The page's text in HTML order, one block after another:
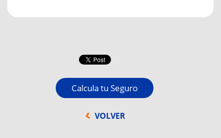
Calcula tu Seguro
VOLVER